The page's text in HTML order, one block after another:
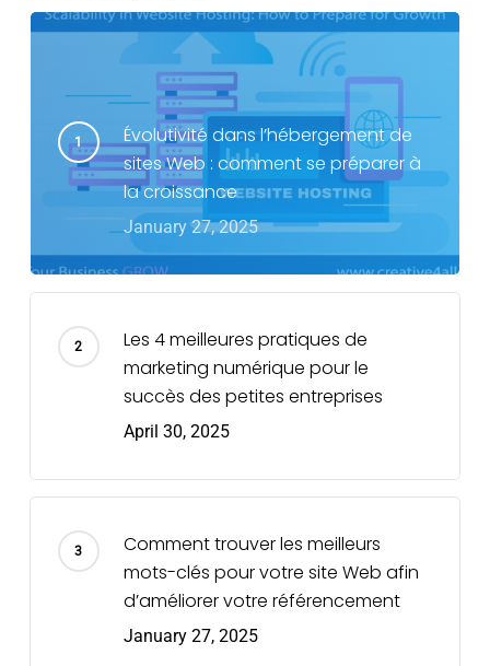
Évolutivité dans l’hébergement de
sites Web : comment se préparer à
la croissance
January 27, 2025
Les 4 meilleures pratiques de
marketing numérique pour le
succès des petites entreprises
April 30, 2025
Comment trouver les meilleurs
mots-clés pour votre site Web afin
d’améliorer votre référencement
January 27, 2025